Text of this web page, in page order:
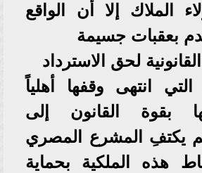
الملاك إلا أن الواقع
بعقبات جسيمة
لحق الاسترداد
انتهى وقفها أهلياً
بقوة القانون إلى
يكتفِ المشرع المصري
هذه الملكية بحماية